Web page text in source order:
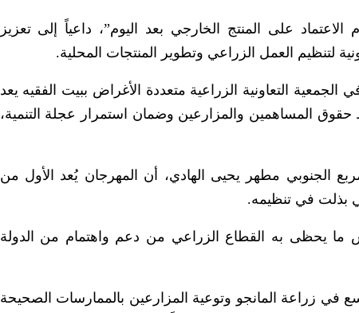
على المنتج الخارجي بعد اليوم”، داعياً إلى تعزيز
لتنظيم العمل الزراعي وتطوير المنتجات المحلية.
التعاونية الزراعية متعددة الأغراض ببيت الفقيه يعد
المساهمين والمزارعين وضمان استمرار عجلة التنمية،
الجنوبي مطهر يحيى الهادي، أن المهرجان يُعد الأول من
بذلت في تنظيمه.
الذي حققه موسم المانجو 2026 يعكس ما يحظى به القطاع الزراعي من دعم واهتمام من الدولة
زراعة المانجو وتوعية المزارعين بالممارسات الصحيحة